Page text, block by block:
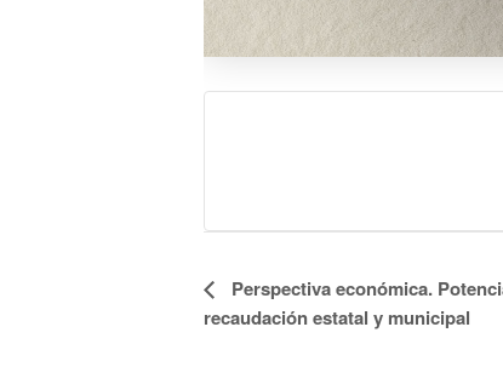
Evento
Navegación
Perspectiva económica.
recaudación estatal y municipal